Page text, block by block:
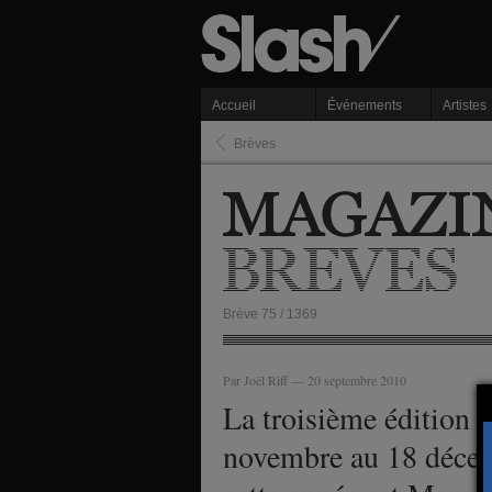
Accueil Événements Artistes
Brèves
Brève 75 / 1369
Par Joël Riff — 20 septembre 2010
La troisième édition
novembre au 18